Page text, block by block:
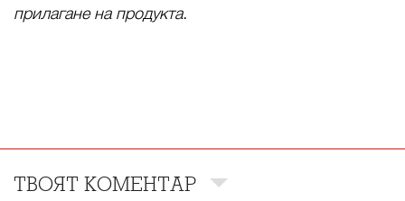
прилагане на продукта.
ТВОЯТ КОМЕНТАР